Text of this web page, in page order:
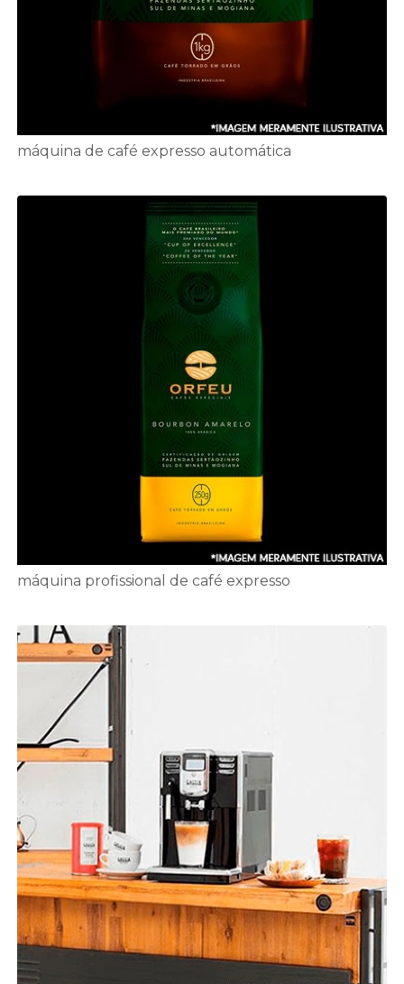
máquina de café expresso automática
máquina profissional de café expresso